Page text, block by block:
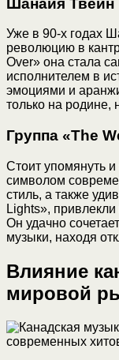
Уже в 90-х годах
революцию в
Over» она стала
исполнителем в
эмоциями и
только на родине,
Группа «The
Стоит упомянуть
символом
стиль, а также
Lights»,
Он удачно
музыки, находя
Влияние
мировой